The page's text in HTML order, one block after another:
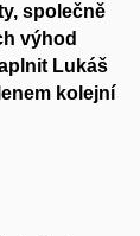
společně
výhod
Lukáš
kolejní